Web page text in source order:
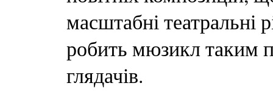
масштабні театральні
робить мюзикл таким
глядачів.